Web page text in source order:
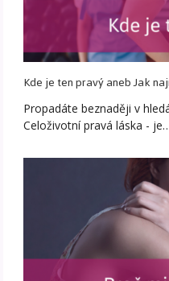
Kde je ten pravý aneb Jak
Propadáte beznaději v
Celoživotní pravá láska -